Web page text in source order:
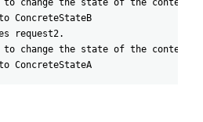
to change the state of the context.
ConcreteStateB
request2.
to change the state of the context.
ConcreteStateA